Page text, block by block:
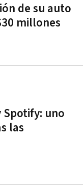
de su auto
millones
Spotify: uno
las